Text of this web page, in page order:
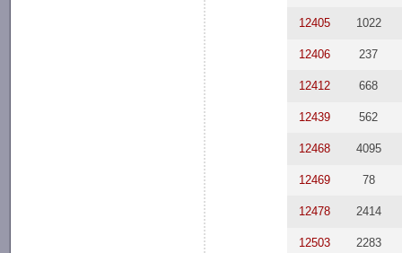
12405 1022
12406 237
12412 668
12439 562
12468 4095
12469 78
12478 2414
12503 2283